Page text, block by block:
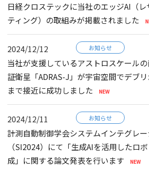
日経クロステックに当社のエッジAI（
ティング）の取組みが掲載されました
2024/12/12 お知らせ
当社が支援しているアストロスケール
証衛星「ADRAS-J」が宇宙空間でデブ
まで接近に成功しました
2024/12/11 お知らせ
計測自動制御学会システムインテグレ
（SI2024）にて「生成AIを活用したロ
成」に関する論文発表を行います